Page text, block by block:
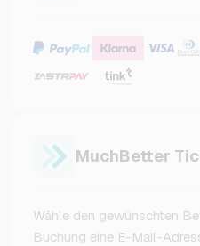
MuchBetter
Wähle den gewünschten
Buchung eine E-Mail-